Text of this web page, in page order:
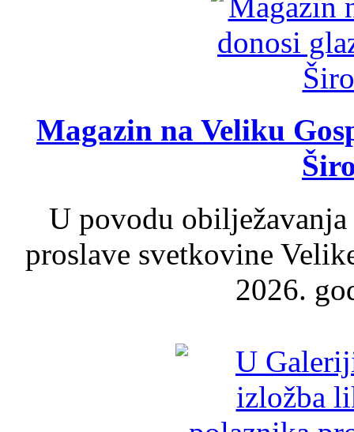
Magazin na Veliku
U povodu
proslave svetkovine
2026.